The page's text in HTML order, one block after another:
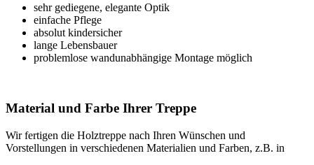
sehr gediegene, elegante Optik
einfache Pflege
absolut kindersicher
lange Lebensbauer
problemlose wandunabhängige Montage möglich
Material und Farbe Ihrer Treppe
Wir fertigen die Holztreppe nach Ihren Wünschen und
Vorstellungen in verschiedenen Materialien und Farben, z.B. in